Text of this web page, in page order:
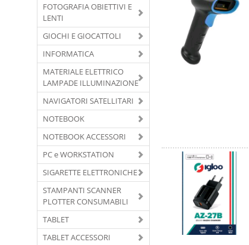
FOTOGRAFIA OBIETTIVI E
LENTI
GIOCHI E GIOCATTOLI
INFORMATICA
MATERIALE ELETTRICO
LAMPADE ILLUMINAZIONE
NAVIGATORI SATELLITARI
NOTEBOOK
NOTEBOOK ACCESSORI
PC e WORKSTATION
SIGARETTE ELETTRONICHE
STAMPANTI SCANNER
PLOTTER CONSUMABILI
TABLET
TABLET ACCESSORI